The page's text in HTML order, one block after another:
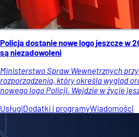
Policja dostanie nowe logo jeszcze w
są niezadowoleni
Ministerstwo Spraw Wewnętrznych
rozporządzenia, który określa wygląd
nowego logo Policji. Wejdzie w życie
UsługiDodatki i programyWiadomości